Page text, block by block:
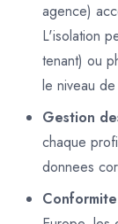
agence)
L'isolation
tenant) ou
le niveau
Gestion
chaque
donnees